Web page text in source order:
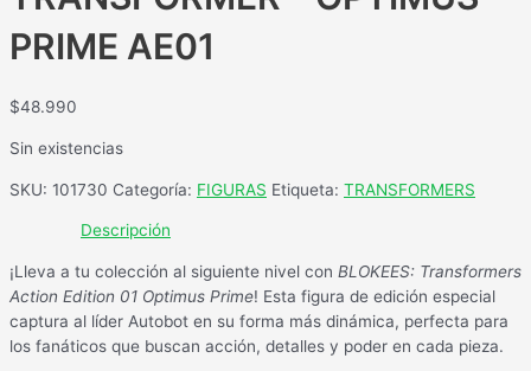
PRIME AE01
$48.990
Sin existencias
SKU: 101730 Categoría: FIGURAS Etiqueta: TRANSFORMERS
Descripción
¡Lleva a tu colección al siguiente nivel con BLOKEES: Transformers
Action Edition 01 Optimus Prime! Esta figura de edición especial
captura al líder Autobot en su forma más dinámica, perfecta para
los fanáticos que buscan acción, detalles y poder en cada pieza.